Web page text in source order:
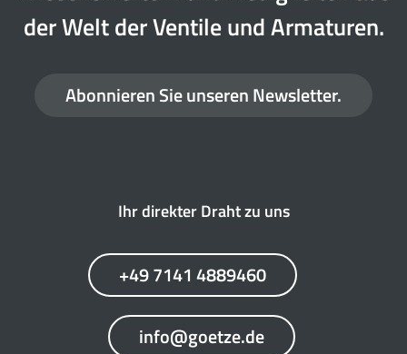
der Welt der Ventile und Armaturen.
Abonnieren Sie unseren Newsletter.
Ihr direkter Draht zu uns
+49 7141 4889460
info@goetze.de